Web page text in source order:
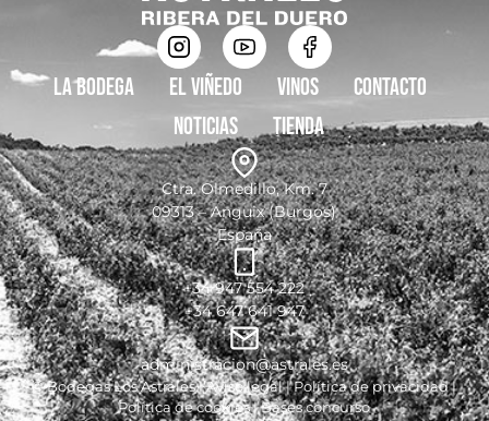
La bodega El viñedo Vinos
Contacto
Noticias
Tienda
Ctra. Olmedillo, Km. 7
09313 – Anguix (Burgos)
España
+34 947 554 222
+34 647 641 947
administracion@astrales.es
© Bodegas Los Astrales |Aviso legal|Política de privacidad|
Política de cookies|Bases concurso